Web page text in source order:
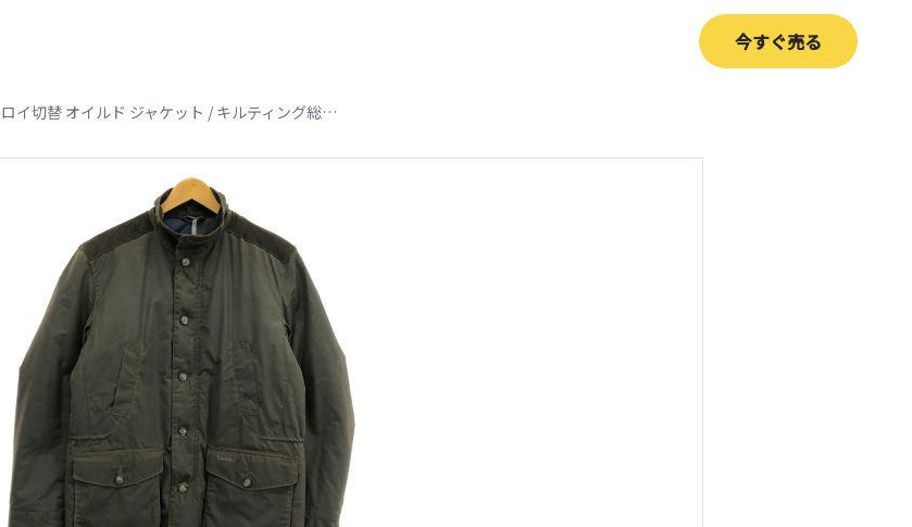
今すぐ売る
KYLE WAX JACKET / コーデュロイ切替 オイルド ジャケット / キルティング総裏地